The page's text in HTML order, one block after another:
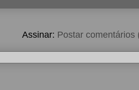
Assinar: Postar comentários